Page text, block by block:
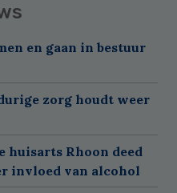
en gaan in bestuur
zorg houdt weer
huisarts Rhoon deed
invloed van alcohol